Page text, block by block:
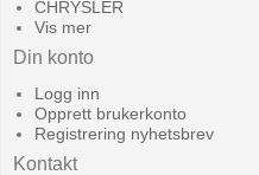
CHRYSLER
Vis mer
Din konto
Logg inn
Opprett brukerkonto
Registrering nyhetsbrev
Kontakt